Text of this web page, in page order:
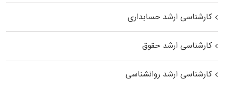
کارشناسی ارشد حسابداری
کارشناسی ارشد حقوق
کارشناسی ارشد روانشناسی